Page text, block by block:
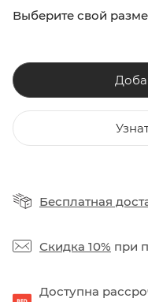
Выберите свой
Бесплатная
Скидка 10% при
Доступна